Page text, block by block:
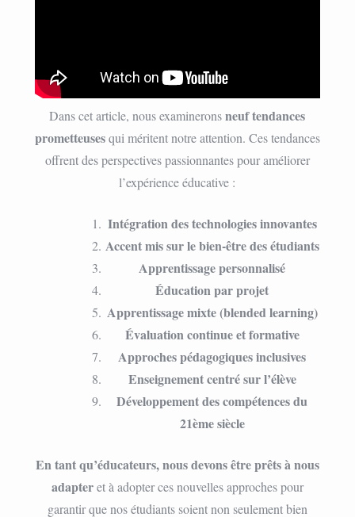
Dans cet article, nous examineronsneuf tendances
prometteusesqui méritent notre attention. Ces tendances
offrent des perspectives passionnantes pour améliorer
l’expérience éducative :
Intégration des technologies innovantes
Accent mis sur le bien-être des étudiants
Apprentissage personnalisé
Éducation par projet
Apprentissage mixte (blended learning)
Évaluation continue et formative
Approches pédagogiques inclusives
Enseignement centré sur l’élève
Développement des compétences du
21ème siècle
En tant qu’éducateurs, nous devons être prêts à nous
adapteret à adopter ces nouvelles approches pour
garantir que nos étudiants soient non seulement bien